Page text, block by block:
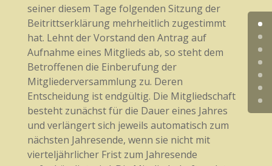
seiner diesem Tage folgenden Sitzung der
Beitrittserklärung mehrheitlich zugestimmt
hat. Lehnt der Vorstand den Antrag auf
Aufnahme eines Mitglieds ab, so steht dem
Betroffenen die Einberufung der
Mitgliederversammlung zu. Deren
Entscheidung ist endgültig. Die Mitgliedschaft
besteht zunächst für die Dauer eines Jahres
und verlängert sich jeweils automatisch zum
nächsten Jahresende, wenn sie nicht mit
vierteljährlicher Frist zum Jahresende